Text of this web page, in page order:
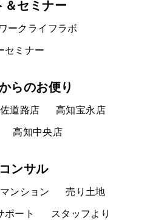
＆セミナー
ワークライフラボ
セミナー
らのお便り
道路店 高知宝永店
高知中央店
ンサル
ンション 売り土地
ポート スタッフより